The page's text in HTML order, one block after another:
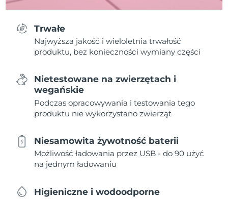
Trwałe
Najwyższa jakość i wieloletnia trwałość
produktu, bez konieczności wymiany części
Nietestowane na zwierzętach i
wegańskie
Podczas opracowywania i testowania tego
produktu nie wykorzystano zwierząt
Niesamowita żywotność baterii
Możliwość ładowania przez USB - do 90 użyć
na jednym ładowaniu
Higieniczne i wodoodporne